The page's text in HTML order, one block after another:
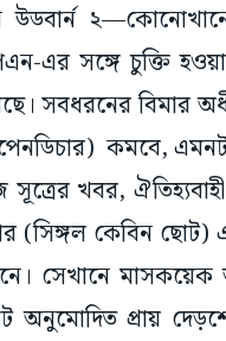
এর সঙ্গে চুক্তি
সবধরনের বিমার
কমবে,
সূত্রের খবর,
(সিঙ্গল কেবিন ছোট)
সেখানে
অনুমোদিত প্রায়